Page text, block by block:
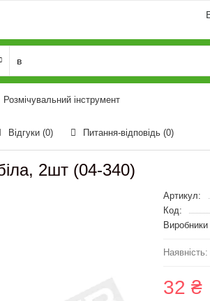
Розмічувальний інструмент
Відгуки (0) Питання-відповідь (0)
2шт (04-340)
Артикул:
Код:
Виробники
32 ₴